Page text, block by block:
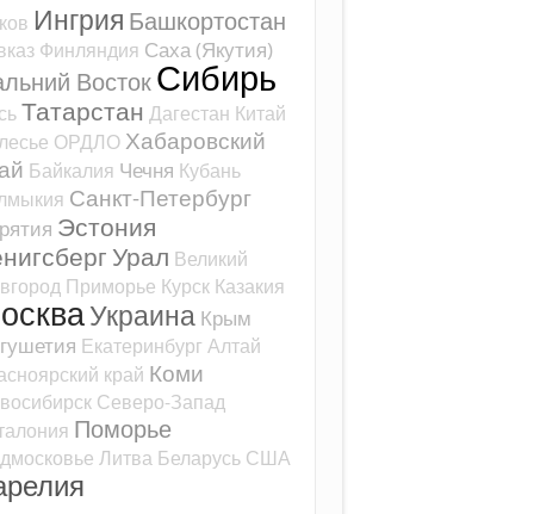
Ингрия Башкортостан
Финляндия Саха (Якутия)
ВостокСибирь
Татарстан Дагестан Китай
ОРДЛО Хабаровский
Байкалия Чечня Кубань
Санкт-Петербург
Эстония
Урал Великий
Приморье Курск Казакия
Украина Крым
Екатеринбург Алтай
край Коми
Северо-Запад
Поморье
Литва Беларусь США